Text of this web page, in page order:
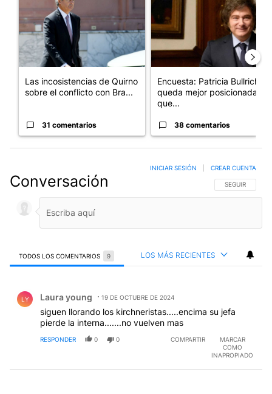
Las incosistencias de Quirno
sobre el conflicto con Bra...
31 comentarios
Encuesta: Patricia Bullrich
queda mejor posicionada
que...
38 comentarios
Conversación SIGA ESTA
SEGUIR
INICIAR SESIÓN CREAR CUENTA
TODOS LOS COMENTARIOS 9 LOS MÁS RECIENTES
LY Laura young 19 DE OCTUBRE DE 2024
siguen llorando los kirchneristas.....encima su jefa
pierde la interna.......no vuelven mas
RESPONDER 0 0 COMPARTIR
MARCAR
COMO
INAPROPIADO